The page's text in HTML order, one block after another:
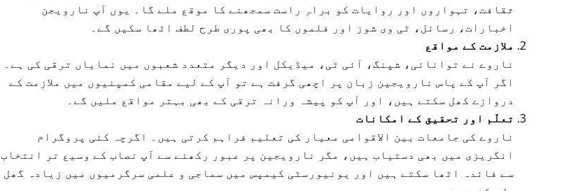
ثقافت، تہواروں اور روایات کو براہِ راست سمجھنے کا موقع ملے گا۔ یوں آپ نارویجن
اخبارات، رسائل، ٹی وی شوز اور فلموں کا بھی پوری طرح لطف اٹھا سکیں گے۔
ملازمت کے مواقع
ناروے نے توانائی، شپنگ، آئی ٹی، میڈیکل اور دیگر متعدد شعبوں میں نمایاں ترقی کی ہے۔
اگر آپ کے پاس نارویجین زبان پر اچھی گرفت ہے تو آپ کے لیے مقامی کمپنیوں میں ملازمت کے
دروازے کھل سکتے ہیں، اور آپ کو پیشہ ورانہ ترقی کے بھی بہتر مواقع ملیں گے۔
تعلّم اور تحقیق کے امکانات
ناروے کی جامعات بین الاقوامی معیار کی تعلیم فراہم کرتی ہیں۔ اگرچہ کئی پروگرام
انگریزی میں بھی دستیاب ہیں، مگر نارویجین پر عبور رکھنے سے آپ نصاب کے وسیع تر انتخاب
سے فائدہ اٹھا سکتے ہیں اور یونیورسٹی کیمپس میں سماجی و علمی سرگرمیوں میں زیادہ گھل